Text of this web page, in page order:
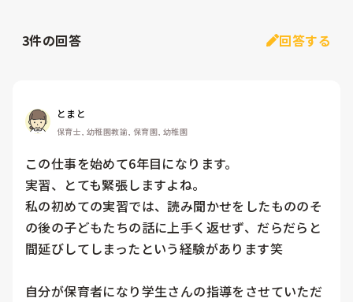
3件の回答 回答する
とまと
保育士, 幼稚園教諭, 保育園, 幼稚園
この仕事を始めて6年目になります。
実習、とても緊張しますよね。
私の初めての実習では、読み聞かせをしたもののそ
の後の子どもたちの話に上手く返せず、だらだらと
間延びしてしまったという経験があります笑
自分が保育者になり学生さんの指導をさせていただ